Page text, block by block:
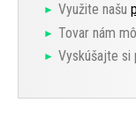
Využite našu
Tovar nám
Vyskúšajte si